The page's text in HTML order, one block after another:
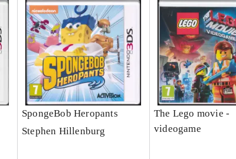
SpongeBob Heropants
Stephen Hillenburg
The Lego movie -
videogame